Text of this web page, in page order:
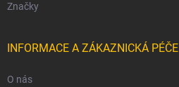
Značky
INFORMACE A ZÁKAZNICKÁ PÉČE
O nás